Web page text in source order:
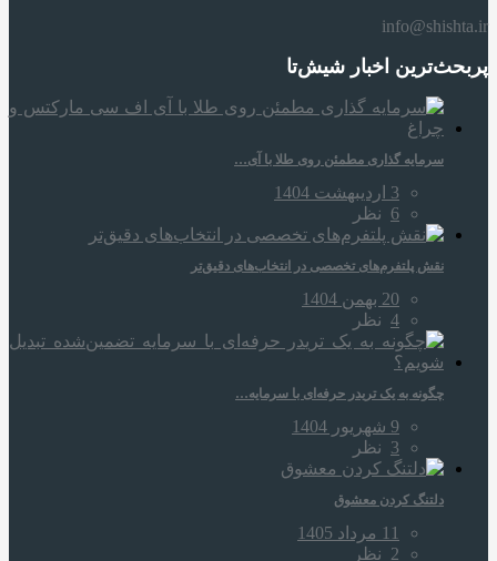
info@shishta.ir
پربحث‌ترین اخبار شیش‌تا
سرمایه‌ گذاری مطمئن روی طلا با آی…
3 اردیبهشت 1404
6 نظر
نقش پلتفرم‌های تخصصی در انتخاب‌های دقیق‌تر
20 بهمن 1404
4 نظر
چگونه به یک تریدر حرفه‌ای با سرمایه…
9 شهریور 1404
3 نظر
دلتنگ کردن معشوق
11 مرداد 1405
2 نظر